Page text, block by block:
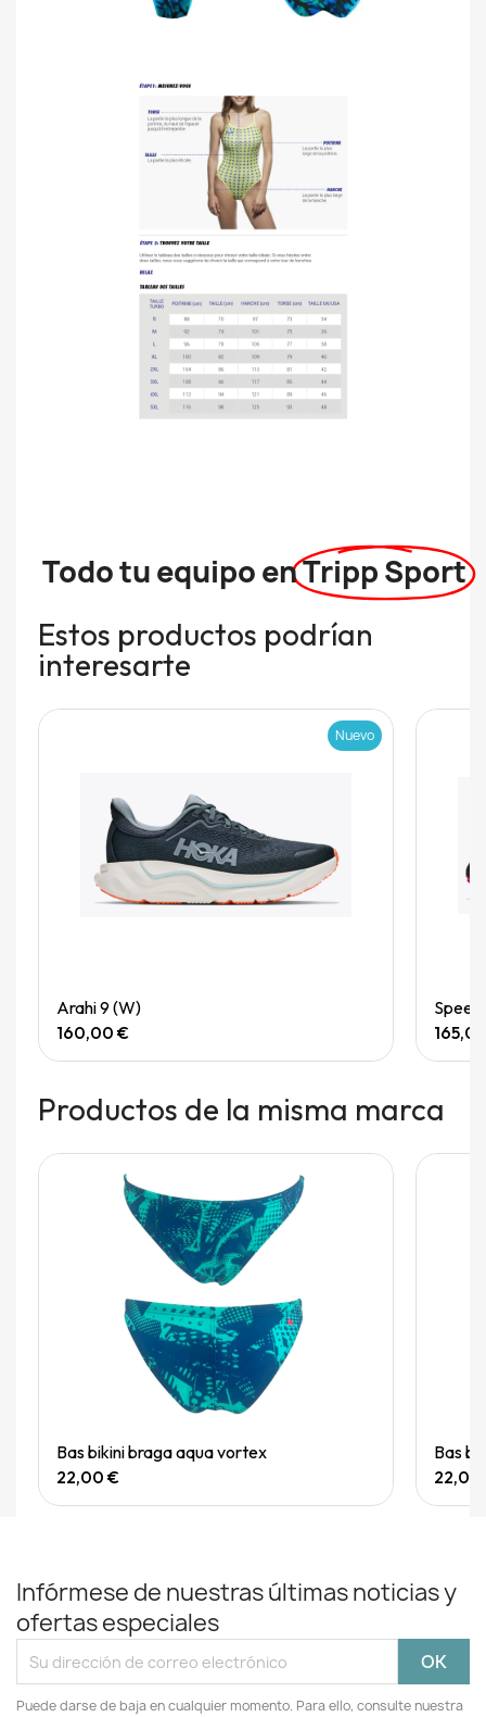
Todo tu equipo enTripp Sport
Estos productos podrían
interesarte
Nuevo
Arahi 9 (W)
160,00 €
Productos de la misma marca
Quick View
Bas bikini braga aqua vortex
22,00 €
Bas
22,00
Infórmese de nuestras últimas noticias y
ofertas especiales
Puede darse de baja en cualquier momento. Para ello, consulte nuestra